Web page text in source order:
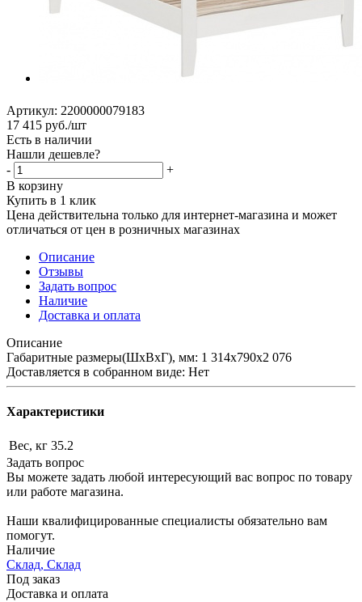
Артикул: 2200000079183
17 415 руб./шт
Есть в наличии
Нашли дешевле?
-
+
В корзину
Купить в 1 клик
Цена действительна только для интернет-магазина и может
отличаться от цен в розничных магазинах
Описание
Отзывы
Задать вопрос
Наличие
Доставка и оплата
Описание
Габаритные размеры(ШхВхГ), мм: 1 314х790х2 076
Доставляется в собранном виде: Нет
Характеристики
Вес, кг 35.2
Задать вопрос
Вы можете задать любой интересующий вас вопрос по товару
или работе магазина.
Наши квалифицированные специалисты обязательно вам
помогут.
Наличие
Склад, Склад
Под заказ
Доставка и оплата